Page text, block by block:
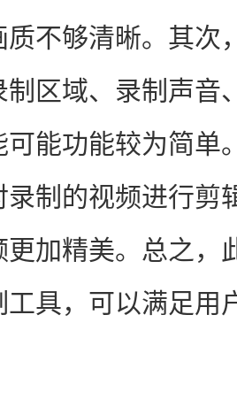
质不够清晰。其次
制区域、录制声音
可能功能较为简单
录制的视频进行剪
更加精美。总之，
工具，可以满足用